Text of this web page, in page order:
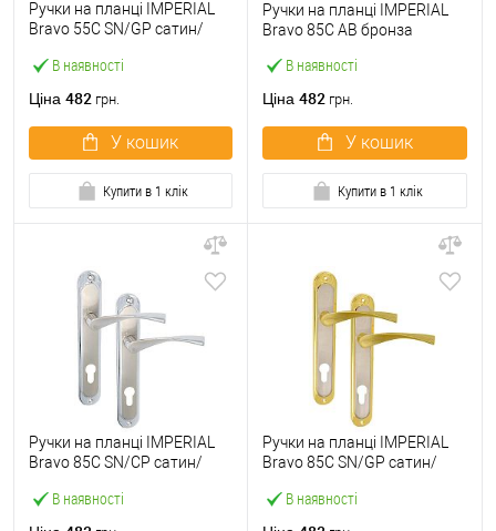
В наявності
Ручки на планці IMPERIAL
Bravo 55С SN/GP сатин/
Ціна 482 грн.
У кошик
Купити в 1 клік
В наявності
Ручки на планці IMPERIAL
Bravo 85C AB бронза
Ціна 482 грн.
У кошик
Купити в 1 клік
В наявності
Ручки на планці IMPERIAL
Bravo 85C SN/CP сатин/
В наявності
Ручки на планці IMPERIAL
Bravo 85C SN/GP сатин/